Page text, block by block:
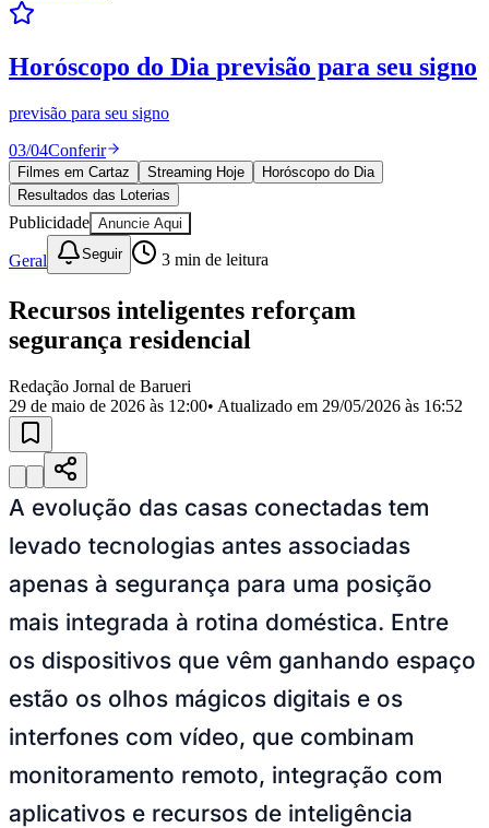
Publicidade Legal
Eleições
Esportes
Saúde
Segurança
Cultura
Meio Ambiente
Obras
Educação
Selecione sua regiãoPara notícias da sua região
AldeiaAldeia da SerraAldeia de Barueri AlphavilleBairro
JubranBelvalBethaville Boa
Vista
RegiãoCotia
Itapevi
Califórnia Jardim dos Altos
Jardim
EsperançaJardim GrazielaJardim IracemaJardim ItaquitiJardim
Julio
Jardim Líbano Jardim Maria Cristina Jardim Maria Helena
MutingaJardim ParaísoJardim PaulistaJardim ReginaliceJardim São
Jardim São Pedro Jardim Silveira
Jardim
TupãJardim TupanciMutingaNova Aldeinha OsascoParque dos
CamargosParque Imperial Parque Santa LuziaParque Viana Pirapora
do Bom JesusRecanto PhrynéaSantana de
ParnaíbaSilveiraTamboréVale do SolVila BarrosVila Boa VistaVila
do CondeVila Engenho NovoVila MárciaVila Nossa Sra. da
EscadaVila PortoVotupoca
Para Sua Empresa
Anuncie no Portal
Guia de Empresas
Divulgar VagasNovo
Publicidade Legal
Horóscopo do Dia previsão para seu signo
previsão para seu signo
03/04Conferir
Filmes em Cartaz Streaming Hoje
Horóscopo do Dia
Resultados das Loterias
Publicidade Anuncie Aqui
Geral Seguir 3 min de leitura
Recursos inteligentes reforçam
segurança residencial
Redação Jornal de Barueri
29 de maio de 2026 às 12:00• Atualizado em 29/05/2026 às 16:52
A evolução das casas conectadas tem
levado tecnologias antes associadas
apenas à segurança para uma posição
mais integrada à rotina doméstica. Entre
os dispositivos que vêm ganhando espaço
estão os olhos mágicos digitais e os
interfones com vídeo, que combinam
monitoramento remoto, integração com
aplicativos e recursos de inteligência